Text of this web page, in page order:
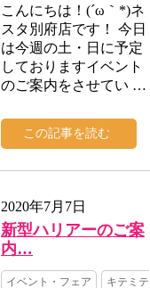
こんにちは！(´ω｀*)ネ
スタ別府店です！ 今日
は今週の土・日に予定
しておりますイベント
のご案内をさせてい …
この記事を読む
2020年7月7日
新型ハリアーのご案
内…
イベント・フェア キテミテ